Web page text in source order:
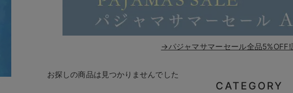
→パジャマサマーセール全品5%OFF!
お探しの商品は見つかりませんでした
CATEGORY